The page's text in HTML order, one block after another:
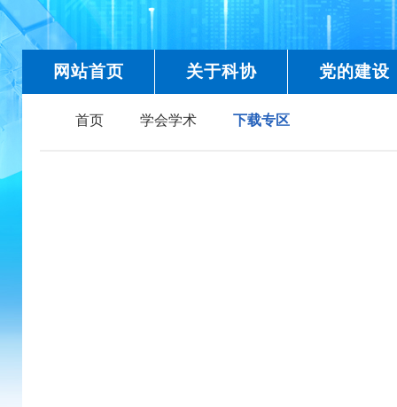
网站首页 关于科协 党的建设
首页 学会学术 下载专区